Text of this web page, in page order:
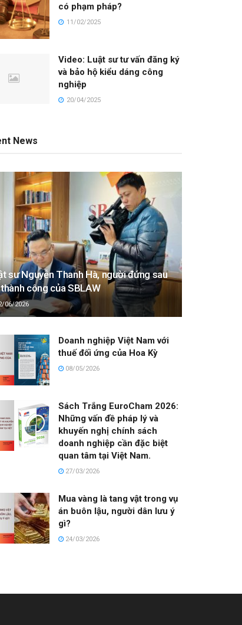
có phạm pháp?
11/02/2025
Video: Luật sư tư vấn đăng ký
và bảo hộ kiểu dáng công
nghiệp
20/04/2025
News
sư Nguyễn Thanh Hà, người đứng sau
công của SBLAW
06/2026
Doanh nghiệp Việt Nam với
thuế đối ứng của Hoa Kỳ
08/05/2026
Sách Trắng EuroCham 2026:
Những vấn đề pháp lý và
khuyến nghị chính sách
doanh nghiệp cần đặc biệt
quan tâm tại Việt Nam.
27/03/2026
Mua vàng là tang vật trong vụ
án buôn lậu, người dân lưu ý
gì?
24/03/2026